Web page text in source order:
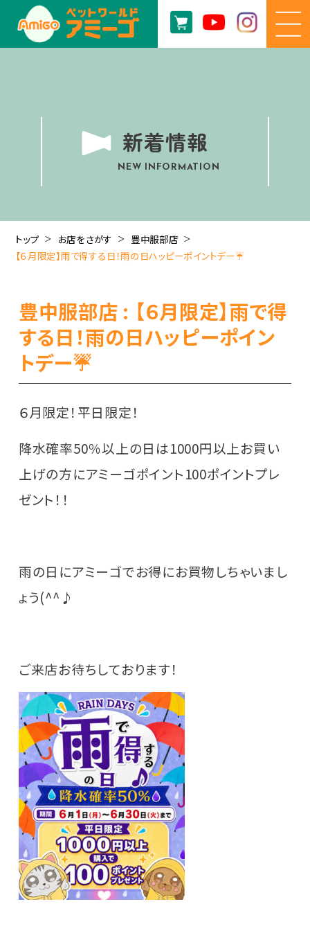
新着情報
NEW INFORMATION
トップ お店をさがす
豊中服部店
【６月限定】雨で得する日！雨の日ハッピーポイントデー☔
豊中服部店 : 【６月限定】雨で得
する日！雨の日ハッピーポイン
トデー☔
６月限定！平日限定！
降水確率50％以上の日は1000円以上お買い
上げの方にアミーゴポイント100ポイントプレ
ゼント！！
雨の日にアミーゴでお得にお買物しちゃいまし
ょう(^^♪
ご来店お待ちしております！